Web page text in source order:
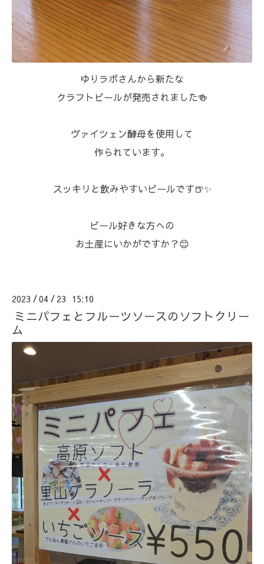
ゆりラボさんから新たな
クラフトビールが発売されました🍻
ヴァイツェン酵母を使用して
作られています。
スッキリと飲みやすいビールです🍺✨
ビール好きな方への
お土産にいかがですか？😊
2023 /04 / 23 15:10
ミニパフェとフルーツソースのソフトクリー
ム